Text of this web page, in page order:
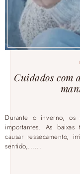
Cuidados com
Durante o inverno, os
importantes. As
causar ressecamento,
sentido,......